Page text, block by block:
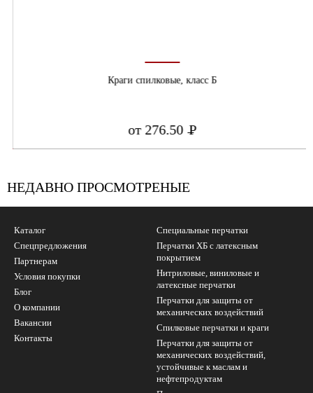
Краги спилковые, класс Б
от 276.50Р
УБ.
НЕДАВНО ПРОСМОТРЕНЫЕ
Каталог
Спецпредложения
Партнерам
Условия покупки
Блог
О компании
Вакансии
Контакты
Специальные перчатки
Перчатки ХБ с латексным
покрытием
Нитриловые, виниловые и
латексные перчатки
Перчатки для защиты от
механических воздействий
Cпилковые перчатки и краги
Перчатки для защиты от
механических воздействий,
устойчивые к маслам и
нефтепродуктам